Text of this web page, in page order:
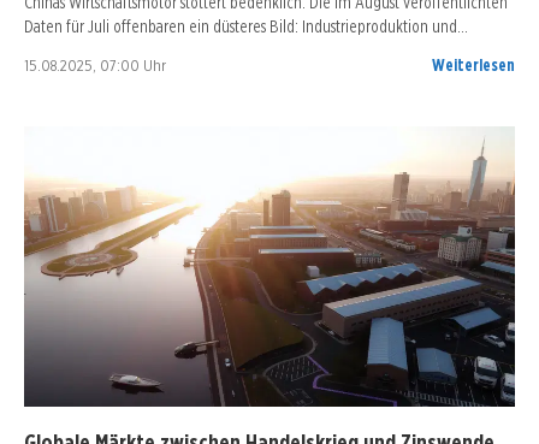
Daten für Juli offenbaren ein düsteres Bild: Industrieproduktion und…
15.08.2025, 07:00 Uhr Weiterlesen